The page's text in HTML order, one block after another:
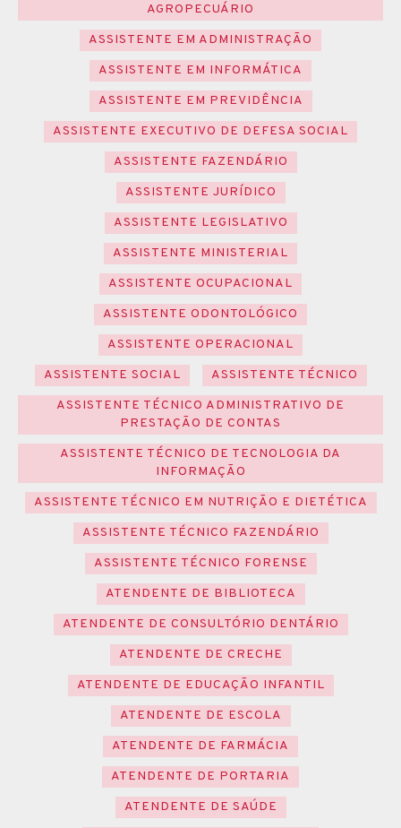
AGROPECUÁRIO
ASSISTENTE EM ADMINISTRAÇÃO
ASSISTENTE EM INFORMÁTICA
ASSISTENTE EM PREVIDÊNCIA
ASSISTENTE EXECUTIVO DE DEFESA SOCIAL
ASSISTENTE FAZENDÁRIO
ASSISTENTE JURÍDICO
ASSISTENTE LEGISLATIVO
ASSISTENTE MINISTERIAL
ASSISTENTE OCUPACIONAL
ASSISTENTE ODONTOLÓGICO
ASSISTENTE OPERACIONAL
ASSISTENTE SOCIAL
ASSISTENTE TÉCNICO
ASSISTENTE TÉCNICO ADMINISTRATIVO DE
PRESTAÇÃO DE CONTAS
ASSISTENTE TÉCNICO DE TECNOLOGIA DA
INFORMAÇÃO
ASSISTENTE TÉCNICO EM NUTRIÇÃO E DIETÉTICA
ASSISTENTE TÉCNICO FAZENDÁRIO
ASSISTENTE TÉCNICO FORENSE
ATENDENTE DE BIBLIOTECA
ATENDENTE DE CONSULTÓRIO DENTÁRIO
ATENDENTE DE CRECHE
ATENDENTE DE EDUCAÇÃO INFANTIL
ATENDENTE DE ESCOLA
ATENDENTE DE FARMÁCIA
ATENDENTE DE PORTARIA
ATENDENTE DE SAÚDE